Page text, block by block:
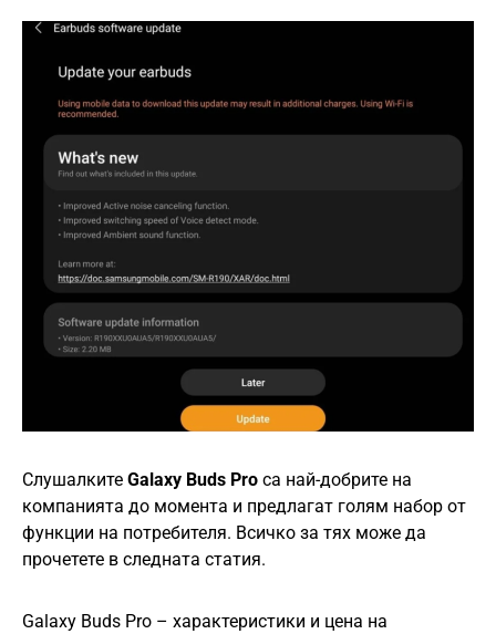
Слушалките Galaxy Buds Pro са най-добрите на
компанията до момента и предлагат голям набор от
функции на потребителя. Всичко за тях може да
прочетете в следната статия.
Galaxy Buds Pro – характеристики и цена на